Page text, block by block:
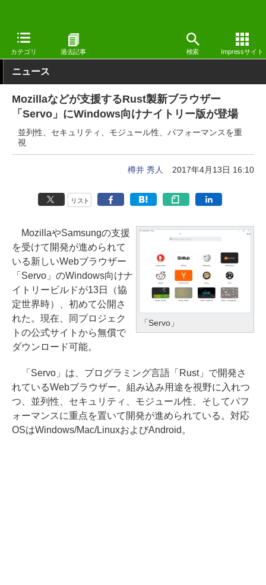
カテゴリ 過去記事 検索 Impressサイト
窓の杜 インターネット Windows
ニュース
Mozillaなどが支援するRust製新ブラウザー
「Servo」にWindows向けナイトリー版が登場
並列性、セキュリティ、モジュール性、パフォーマンスを重
視
樽井 秀人 2017年4月13日 16:10
リスト
「Servo」
MozillaやSamsungの支援
を受けて開発が進められて
いる新しいWebブラウザー
「Servo」のWindows向けナ
イトリービルドが13日（協
定世界時）、初めて公開さ
れた。現在、同プロジェク
トの公式サイトから無償で
ダウンロード可能。
「Servo」は、プログラミング言語「Rust」で開発さ
れているWebブラウザー。組み込み用途を視野に入れつ
つ、並列性、セキュリティ、モジュール性、そしてパフ
ォーマンスに重点を置いて開発が進められている。対応
OSはWindows/Mac/LinuxおよびAndroid。